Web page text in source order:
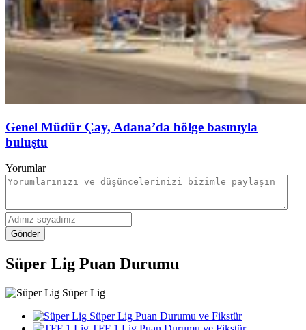
Genel Müdür Çay, Adana’da bölge basınıyla
buluştu
Yorumlar
Gönder
Süper Lig Puan Durumu
Süper Lig
Süper Lig Puan Durumu ve Fikstür